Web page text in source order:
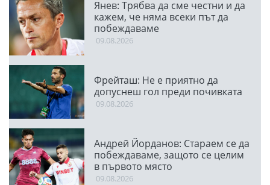
Янев: Трябва да сме честни и да
кажем, че няма всеки път да
побеждаваме
09.08.2026
Фрейташ: Не е приятно да
допуснеш гол преди почивката
09.08.2026
Андрей Йорданов: Стараем се да
побеждаваме, защото се целим
в първото място
09.08.2026